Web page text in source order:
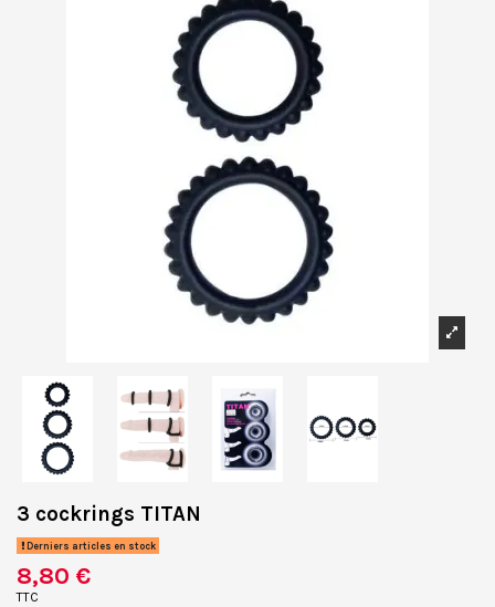
3 cockrings TITAN
Derniers articles en stock
8,80 €
TTC